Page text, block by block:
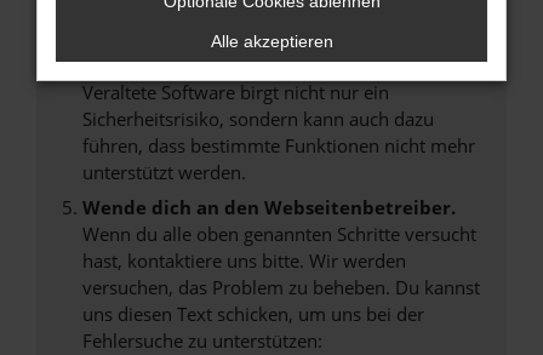
Stelle sicher, dass dein Browser und dein
Betriebssystem auf dem neuesten Stand
sind.
Veraltete Software birgt nicht nur ein
Sicherheitsrisiko, sondern kann auch dazu
führen, dass bestimmte Funktionen nicht mehr
unterstützt werden.
Wende dich an den Webseitenbetreiber.
Wenn du alle oben genannten Schritte versucht
hast, kontaktiere uns bitte. Wir werden
versuchen, das Problem zu beheben. Du kannst
uns diesen Text schicken, um uns bei der
Fehlersuche zu unterstützen:
Alle akzeptieren